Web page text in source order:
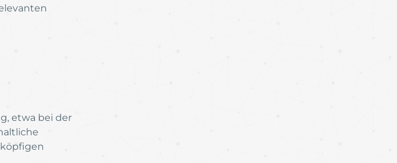
etwa bei der